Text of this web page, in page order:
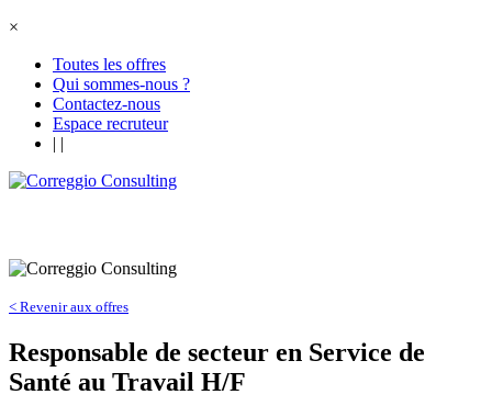
×
Toutes les offres
Qui sommes-nous ?
Contactez-nous
Espace recruteur
| |
< Revenir aux offres
Responsable de secteur en Service de
Santé au Travail H/F